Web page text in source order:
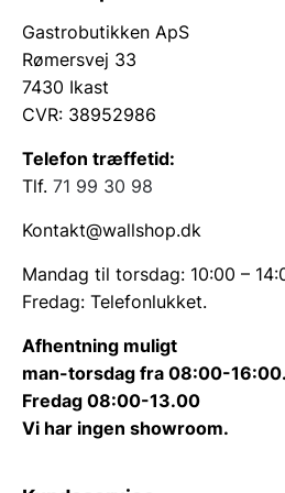
komfuret. Det er vigtigt at
tykkelse kræver brug af ekstra
magneter for at sikre
gennem den hærdede glasflade.
Skrivebarhed og
multifunktionalitet
En yderligere teknisk fordel
muligheden for at skrive
glastavle-markere. Dette gør
dynamisk værktøj, hvor man
mængder eller huskeregler
Rengøringen efterfølgende er
eller en almindelig glaspudser
tekst. Denne kombination af
af køkkenindretningen end en
Gastrobutikken ApS
Rømersvej 33
7430 Ikast
CVR: 38952986
Telefon træffetid:
Tlf. 71 99 30 98
Kontakt@wallshop.dk
Mandag til torsdag: 10:00 –
Fredag: Telefonlukket.
Afhentning muligt
man-torsdag fra 08:00-16:00.
Fredag 08:00-13.00
Vi har ingen showroom.